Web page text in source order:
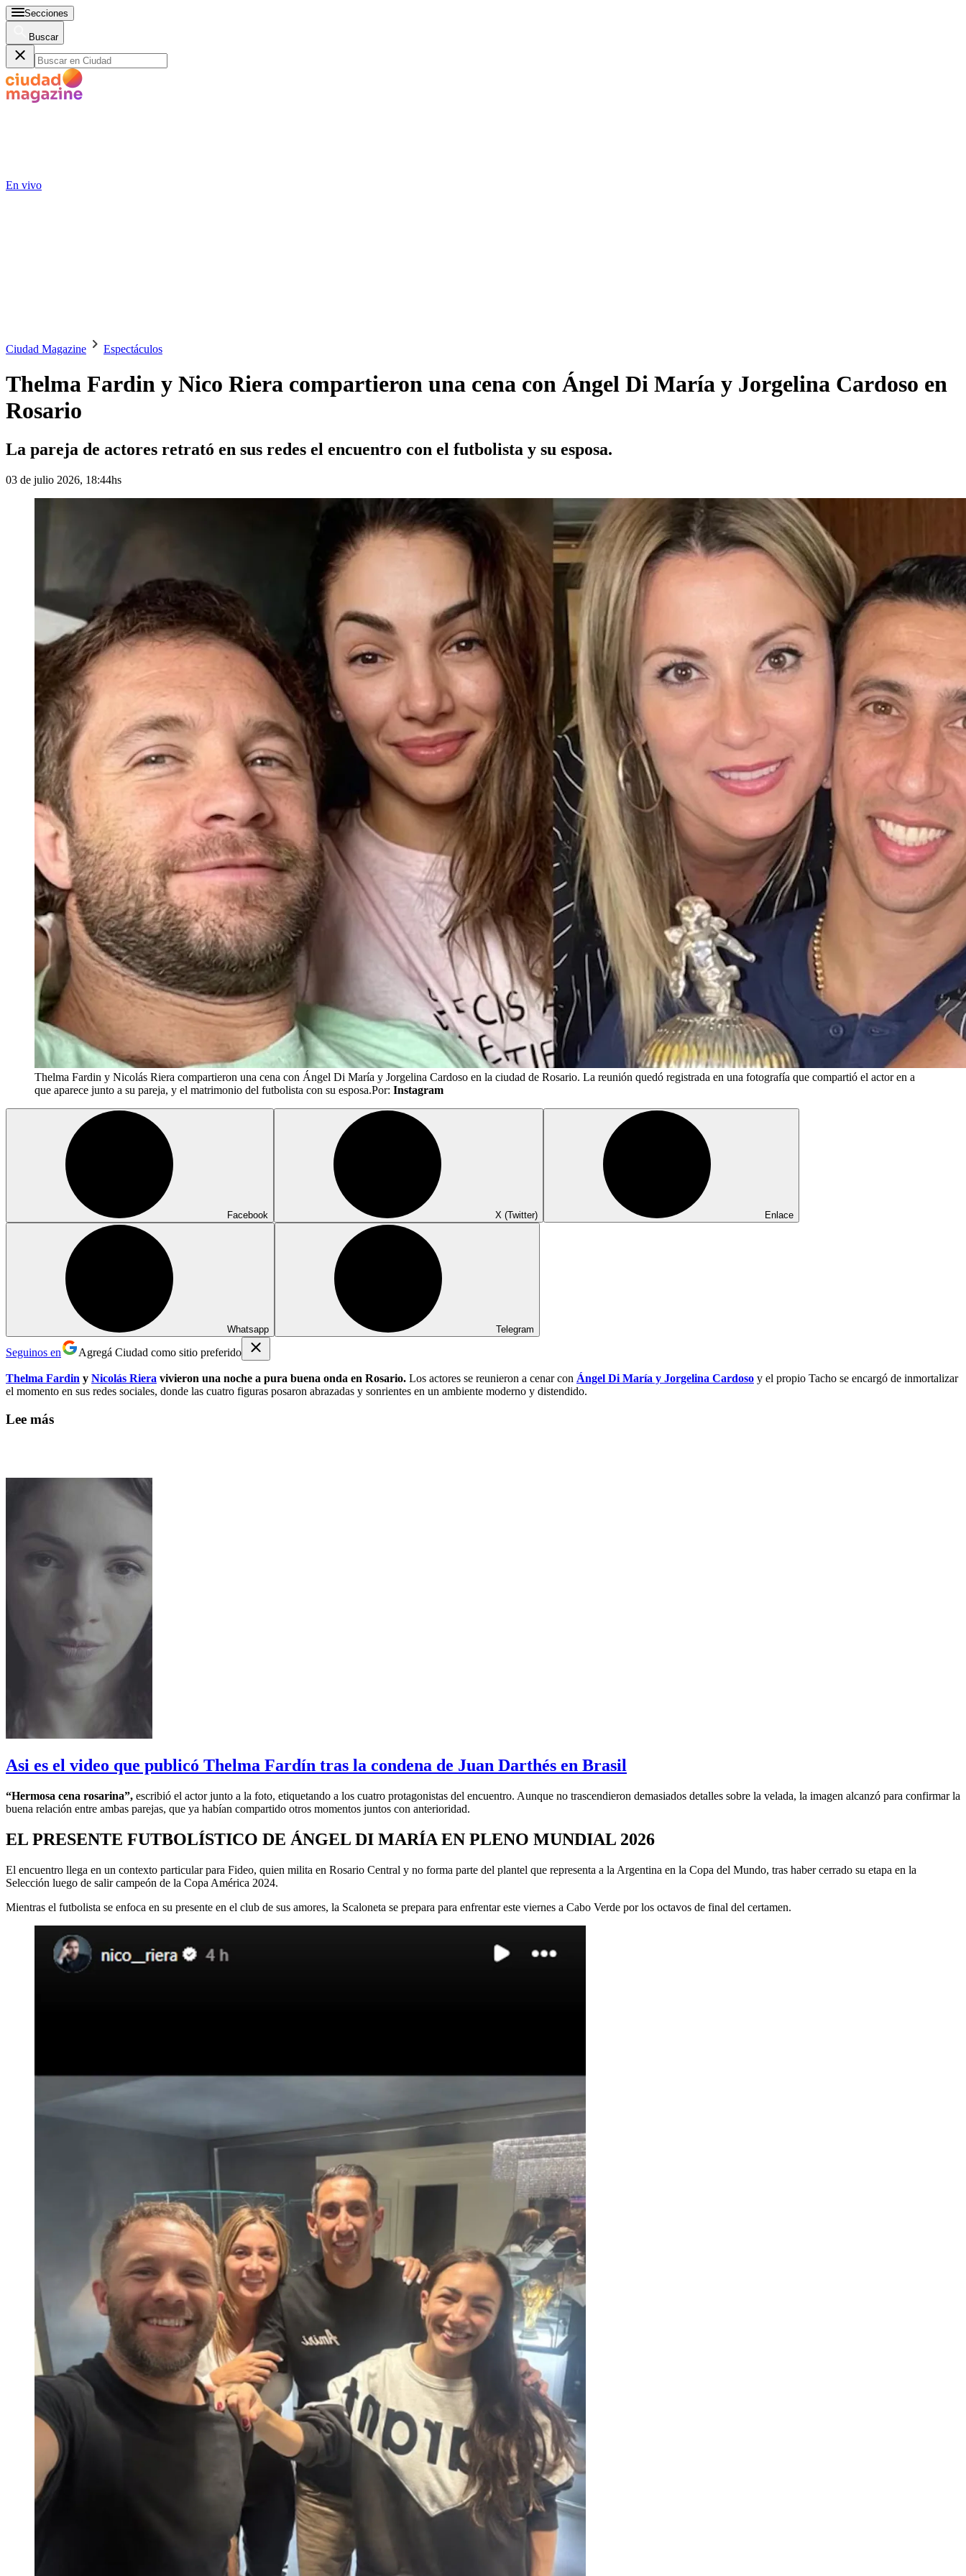
Secciones
Buscar
En vivo
Ciudad Magazine Espectáculos
Thelma Fardin y Nico Riera compartieron una cena con Ángel Di María y Jorgelina Cardoso en
Rosario
La pareja de actores retrató en sus redes el encuentro con el futbolista y su esposa.
03 de julio 2026, 18:44hs
Thelma Fardin y Nicolás Riera compartieron una cena con Ángel Di María y Jorgelina Cardoso en la ciudad de Rosario. La reunión quedó registrada en una fotografía que compartió el actor en a
que aparece junto a su pareja, y el matrimonio del futbolista con su esposa.Por: Instagram
Facebook X (Twitter) Enlace
Whatsapp Telegram
Seguinos en Agregá Ciudad como sitio preferido
Thelma Fardin y Nicolás Riera vivieron una noche a pura buena onda en Rosario. Los actores se reunieron a cenar con Ángel Di María y Jorgelina Cardoso y el propio Tacho se encargó de inmortalizar
el momento en sus redes sociales, donde las cuatro figuras posaron abrazadas y sonrientes en un ambiente moderno y distendido.
Lee más
Asi es el video que publicó Thelma Fardín tras la condena de Juan Darthés en Brasil
“Hermosa cena rosarina”, escribió el actor junto a la foto, etiquetando a los cuatro protagonistas del encuentro. Aunque no trascendieron demasiados detalles sobre la velada, la imagen alcanzó para confirmar la
buena relación entre ambas parejas, que ya habían compartido otros momentos juntos con anterioridad.
EL PRESENTE FUTBOLÍSTICO DE ÁNGEL DI MARÍA EN PLENO MUNDIAL 2026
El encuentro llega en un contexto particular para Fideo, quien milita en Rosario Central y no forma parte del plantel que representa a la Argentina en la Copa del Mundo, tras haber cerrado su etapa en la
Selección luego de salir campeón de la Copa América 2024.
Mientras el futbolista se enfoca en su presente en el club de sus amores, la Scaloneta se prepara para enfrentar este viernes a Cabo Verde por los octavos de final del certamen.